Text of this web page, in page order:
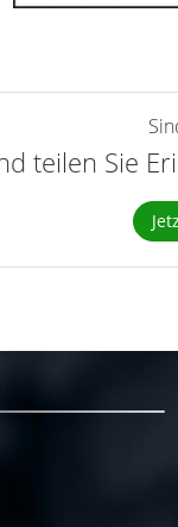
teilen Sie